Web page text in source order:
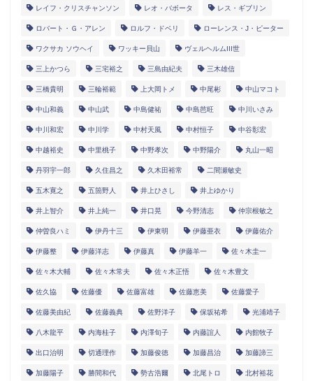
レイフ・クリスチャンソン レオ・バボータ レス・ギブリン
ロバート・Ｇ・アレン ロルフ・ドベリ ローレンス・J・ピーター
ワクサカ ソウヘイ ワッキー貝山 ヴェルヘルムIII世
三上かつら 三宅裕之 三島由紀夫 三木雄信
三橋貴明 三輪裕範 上大岡トメ 中尾彬 中山マコト
中山和義 中山武 中島健祐 中島芭旺 中川いさみ
中川和宏 中川学 中村天風 中村恒子 中谷彰宏
中越裕史 中里桃子 中野孝次 中野陽介 丸山一昭
丹羽宇一郎 久住昌之 久木田裕常 二間瀬敏史
五木寛之 五箇野人 井上ひさし 井上ゆかり
井上智介 井上純一 井口晃 今野清志 仲宗根敏之
仲曽良ハミ 伊丹十三 伊東明 伊藤亜衣 伊藤佑介
伊藤整 伊藤洋志 伊藤真 伊藤羊一 佐々木圭一
佐々木大輔 佐々木常夫 佐々木正悟 佐々木豊文
佐久協 佐藤優 佐藤富雄 佐藤恵美 佐藤愛子
佐藤美由紀 佐藤義典 佐野洋子 保坂祐希 光浦靖子
八木龍平 内海桂子 内澤旬子 内藤誼人 内館牧子
出口治明 切通理作 加藤俊徳 加藤昌治 加藤諦三
加藤陽子 勝間和代 勢古浩爾 北尾トロ 北村裕花